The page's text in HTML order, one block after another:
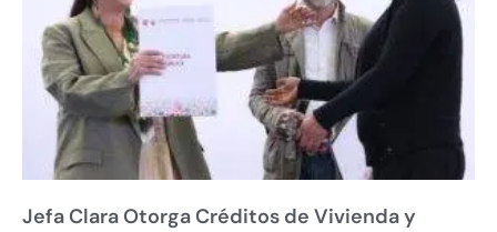
Jefa Clara Otorga Créditos de Vivienda y